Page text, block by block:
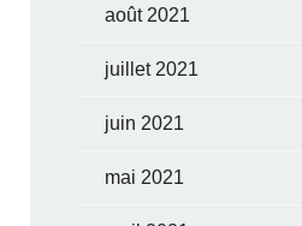
août 2021
juillet 2021
juin 2021
mai 2021